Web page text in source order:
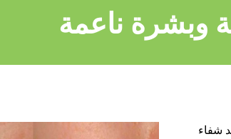
وبشرة ناعمة
شفاء